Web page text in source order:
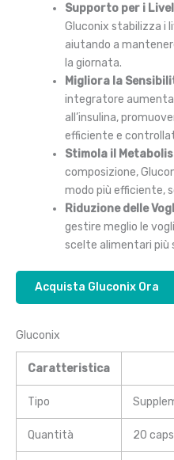
Supporto per i
Gluconix stabilizza i
aiutando a
la giornata.
Migliora la
integratore
all’insulina,
efficiente e
Stimola il
composizione,
modo più efficiente,
Riduzione delle
gestire meglio le
scelte alimentari più
Acquista Gluconix Ora
Gluconix
Caratteristica
Tipo
Quantità 20